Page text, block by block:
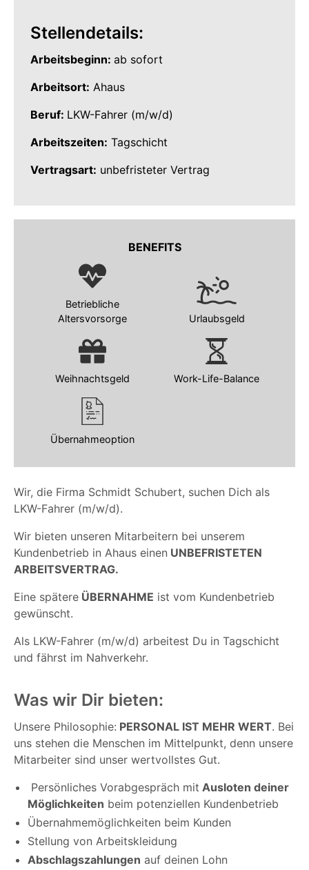
Wir, die Firma Schmidt Schubert, suchen Dich als
LKW-Fahrer (m/w/d).
Wir bieten unseren Mitarbeitern bei unserem
Kundenbetrieb in Ahaus einen UNBEFRISTETEN
ARBEITSVERTRAG.
Eine spätere ÜBERNAHME ist vom Kundenbetrieb
gewünscht.
Als LKW-Fahrer (m/w/d) arbeitest Du in Tagschicht
und fährst im Nahverkehr.
Was wir Dir bieten:
Unsere Philosophie: PERSONAL IST MEHR WERT. Bei
uns stehen die Menschen im Mittelpunkt, denn unsere
Mitarbeiter sind unser wertvollstes Gut.
Persönliches Vorabgespräch mit Ausloten deiner
Möglichkeiten beim potenziellen Kundenbetrieb
Übernahmemöglichkeiten beim Kunden
Stellung von Arbeitskleidung
Abschlagszahlungen auf deinen Lohn
Stellendetails:
Arbeitsbeginn: ab sofort
Arbeitsort: Ahaus
Beruf: LKW-Fahrer (m/w/d)
Arbeitszeiten: Tagschicht
Vertragsart: unbefristeter Vertrag
BENEFITS
Betriebliche
Altersvorsorge
Urlaubsgeld
Weihnachtsgeld Work-Life-Balance
Übernahmeoption